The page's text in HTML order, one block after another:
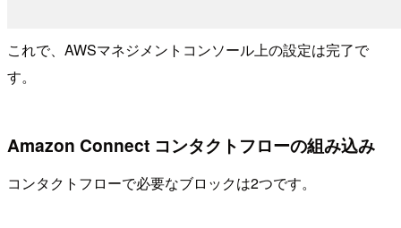
これで、AWSマネジメントコンソール上の設定は完了で
す。
Amazon Connect コンタクトフローの組み込み
コンタクトフローで必要なブロックは2つです。